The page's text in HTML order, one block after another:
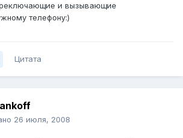
и вызывающие
телефону:)
Цитата
26 июля, 2008